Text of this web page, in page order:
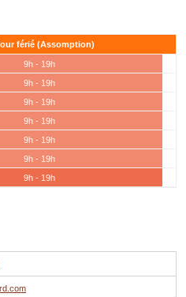
férié (Assomption)
9h - 19h
9h - 19h
9h - 19h
9h - 19h
9h - 19h
9h - 19h
9h - 19h